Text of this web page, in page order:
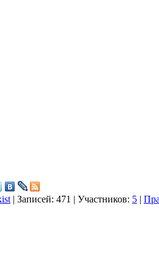
| Записей: 471 | Участников: 5 |